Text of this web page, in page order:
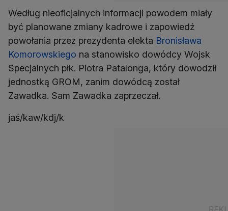
Według nieoficjalnych informacji powodem miały
być planowane zmiany kadrowe i zapowiedź
powołania przez prezydenta elekta Bronisława
Komorowskiego na stanowisko dowódcy Wojsk
Specjalnych płk. Piotra Patalonga, który dowodził
jednostką GROM, zanim dowódcą został
Zawadka. Sam Zawadka zaprzeczał.
jaś/kaw/kdj/k